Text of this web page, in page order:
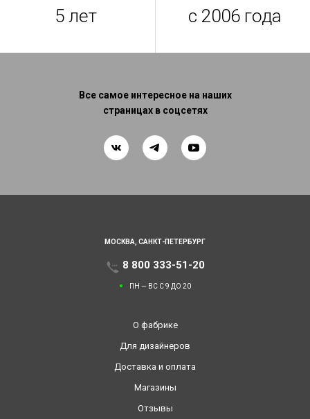
5 лет с 2006 года
Все самое интересное на наших
страницах в соцсетях
МОСКВА, САНКТ-ПЕТЕРБУРГ
8 800 333-51-20
ПН — ВС С 9 ДО 20
О фабрике
Для дизайнеров
Доставка и оплата
Магазины
Отзывы